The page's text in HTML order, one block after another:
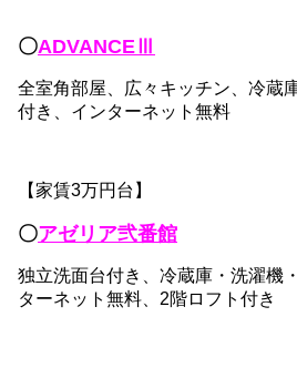
〇ADVANCEⅢ
全室角部屋、広々キッチン、冷蔵
付き、インターネット無料
【家賃3万円台】
〇アゼリア弐番館
独立洗面台付き、冷蔵庫・洗濯機
ターネット無料、2階ロフト付き